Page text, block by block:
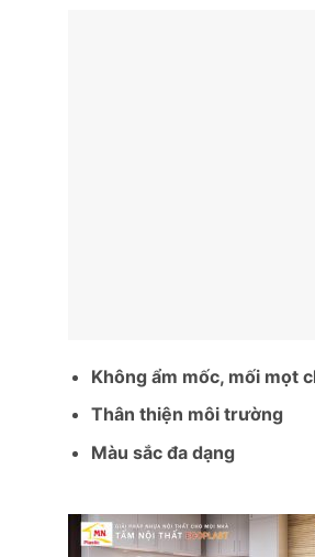
Không ẩm mốc, mối mọt
Thân thiện môi trường
Màu sắc đa dạng